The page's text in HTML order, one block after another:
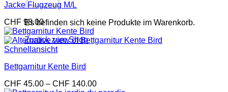
Es befinden sich keine Produkte im Warenkorb.
Zurück zum Shop
Jacke Flugzeug M/L
CHF 98.00
Schnellansicht
Bettgarnitur Kente Bird
CHF 45.00 – CHF 140.00Preisspanne: